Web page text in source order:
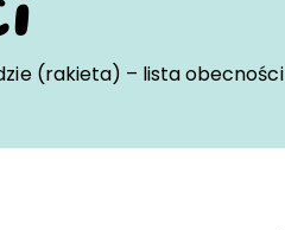
(rakieta) – lista obecności